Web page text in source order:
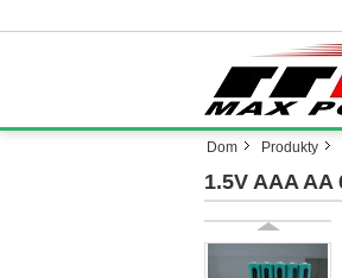
Dom Produkty
1.5V AAA